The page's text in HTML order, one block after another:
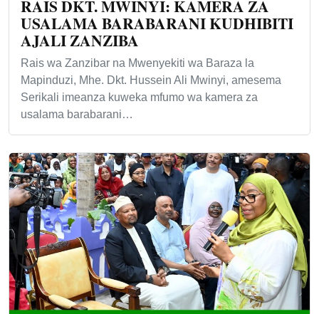
RAIS DKT. MWINYI: KAMERA ZA
USALAMA BARABARANI KUDHIBITI
AJALI ZANZIBA
Rais wa Zanzibar na Mwenyekiti wa Baraza la
Mapinduzi, Mhe. Dkt. Hussein Ali Mwinyi, amesema
Serikali imeanza kuweka mfumo wa kamera za
usalama barabarani…